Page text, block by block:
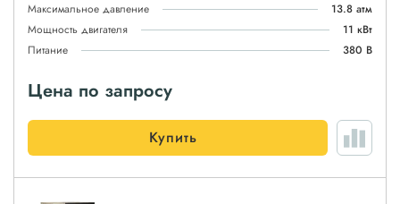
Максимальное давление
13.8 атм
Мощность двигателя
11 кВт
Питание
380 В
Цена по запросу
Купить